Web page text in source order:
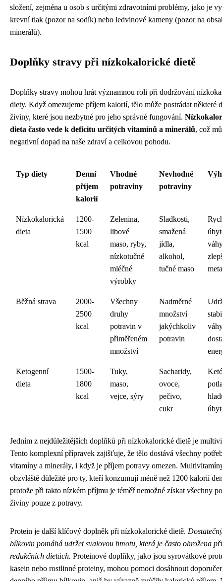
složení, zejména u osob s určitými zdravotními problémy, jako je
krevní tlak (pozor na sodík) nebo ledvinové kameny (pozor na
minerálů).
Doplňky stravy při nízkokalorické dietě
Doplňky stravy mohou hrát významnou roli při dodržování
diety. Když omezujeme příjem kalorií, tělo může postrádat některé
živiny, které jsou nezbytné pro jeho správné fungování.
dieta často vede k deficitu určitých vitamínů a minerálů, což
negativní dopad na naše zdraví a celkovou pohodu.
Typ diety
Denní
příjem
kalorií
Vhodné
potraviny
Nevhodné
potraviny
Nízkokalorická
dieta
1200-
1500
kcal
Zelenina,
libové
maso, ryby,
nízkotučné
mléčné
výrobky
Sladkosti,
smažená
jídla,
alkohol,
tučné maso
Běžná strava
2000-
2500
kcal
Všechny
druhy
potravin v
přiměřeném
množství
Nadměrné
množství
jakýchkoliv
potravin
Ketogenní
dieta
1500-
1800
kcal
Tuky,
maso,
vejce, sýry
Sacharidy,
ovoce,
pečivo,
cukr
Jedním z nejdůležitějších doplňků při nízkokalorické dietě je
Tento komplexní přípravek zajišťuje, že tělo dostává všechny
vitamíny a minerály, i když je příjem potravy omezen.
obzvláště důležité pro ty, kteří konzumují méně než 1200 kalorií
protože při takto nízkém příjmu je téměř nemožné získat všechny
živiny pouze z potravy.
Protein je další klíčový doplněk při nízkokalorické dietě.
bílkovin pomáhá udržet svalovou hmotu, která je často ohrožena při
redukčních dietách. Proteinové doplňky, jako jsou syrovátkové
kasein nebo rostlinné proteiny, mohou pomoci dosáhnout